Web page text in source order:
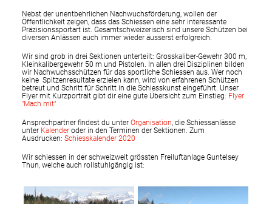
Nebst der unentbehrlichen Nachwuchsförderung, wollen der
Öffentlichkeit zeigen, dass das Schiessen eine sehr interessante
Präzisionssportart ist. Gesamtschweizerisch sind unsere Schützen bei
diversen Anlässen auch immer wieder äusserst erfolgreich.
Wir sind grob in drei Sektionen unterteilt: Grosskaliber-Gewehr 300 m,
Kleinkalibergewehr 50 m und Pistolen. In allen drei Disziplinen bilden
wir Nachwuchsschützen für das sportliche Schiessen aus. Wer noch
keine Spitzenresultate erzielen kann, wird von erfahrenen Schützen
betreut und Schritt für Schritt in die Schiesskunst eingeführt. Unser
Flyer mit Kurzportrait gibt dir eine gute Übersicht zum Einstieg: Flyer
"Mach mit"
Ansprechpartner findest du unter Organisation, die Schiessanlässe
unter Kalender oder in den Terminen der Sektionen. Zum
Ausdrucken: Schiesskalender 2020
Wir schiessen in der schweizweit grössten Freiluftanlage Guntelsey
Thun, welche auch rollstuhlgängig ist: